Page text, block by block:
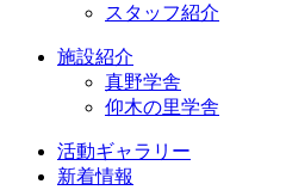
スタッフ紹介
施設紹介
真野学舎
仰木の里学舎
活動ギャラリー
新着情報